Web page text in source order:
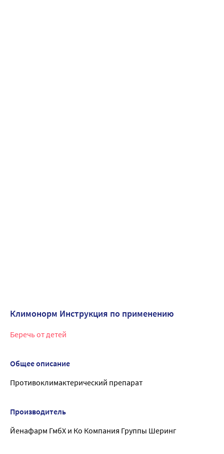
Климонорм Инструкция по применению
Беречь от детей
Общее описание
Противоклимактерический препарат
Производитель
Йенафарм ГмбХ и Ко Компания Группы Шеринг